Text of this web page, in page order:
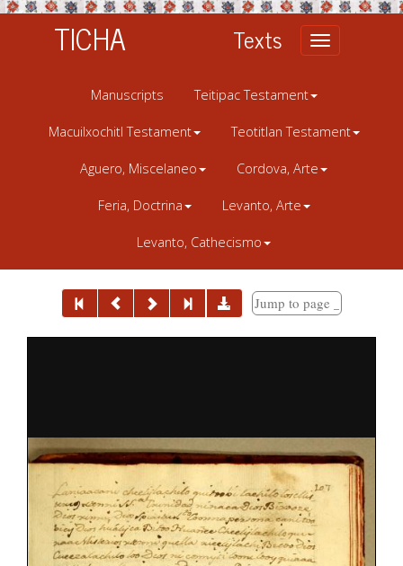
Toggle
TICHA Texts
Manuscripts Teitipac Testament
Macuilxochitl Testament Teotitlan Testament
Aguero, Miscelaneo Cordova, Arte
Feria, Doctrina Levanto, Arte
Levanto, Cathecismo